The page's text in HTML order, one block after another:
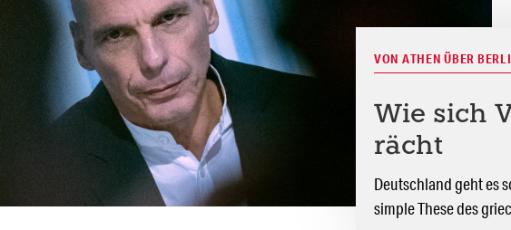
VON ATHEN ÜBER
Wie sich
rächt
Deutschland geht es
simple These des